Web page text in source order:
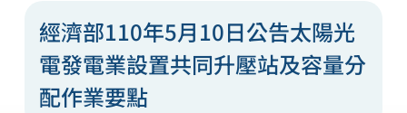
經濟部110年5月10日公告太陽光
電發電業設置共同升壓站及容量分
配作業要點